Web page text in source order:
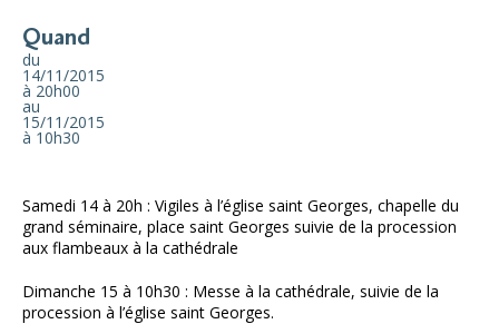
Quand
du
14/11/2015
à 20h00
au
15/11/2015
à 10h30
Samedi 14 à 20h : Vigiles à l’église saint Georges, chapelle du
grand séminaire, place saint Georges suivie de la procession
aux flambeaux à la cathédrale
Dimanche 15 à 10h30 : Messe à la cathédrale, suivie de la
procession à l’église saint Georges.